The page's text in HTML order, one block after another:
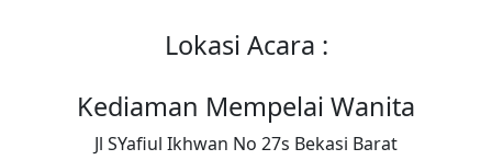
Lokasi Acara :
Kediaman Mempelai Wanita
Jl SYafiul Ikhwan No 27s Bekasi Barat